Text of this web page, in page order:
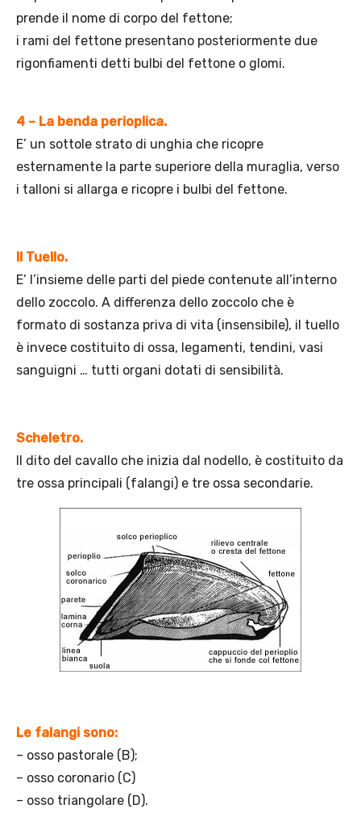
prende il nome di corpo del fettone;
i rami del fettone presentano posteriormente due
rigonfiamenti detti bulbi del fettone o glomi.
4 – La benda perioplica.
E’ un sottole strato di unghia che ricopre
esternamente la parte superiore della muraglia, verso
i talloni si allarga e ricopre i bulbi del fettone.
Il Tuello.
E’ l’insieme delle parti del piede contenute all’interno
dello zoccolo. A differenza dello zoccolo che è
formato di sostanza priva di vita (insensibile), il tuello
è invece costituito di ossa, legamenti, tendini, vasi
sanguigni … tutti organi dotati di sensibilità.
Scheletro.
Il dito del cavallo che inizia dal nodello, è costituito da
tre ossa principali (falangi) e tre ossa secondarie.
Le falangi sono:
– osso pastorale (B);
– osso coronario (C)
– osso triangolare (D).